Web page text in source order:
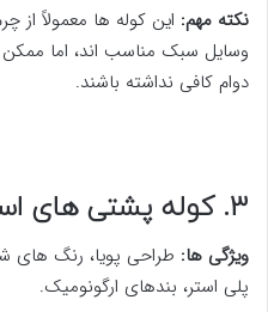
نکته مهم: این کوله ها معمولاً از
وسایل سبک مناسب اند، اما
دوام کافی نداشته باشند.
3. کوله پشتی های اسپرت
ویژگی ها: طراحی پویا، رنگ های
پلی استر، بندهای ارگونومیک.